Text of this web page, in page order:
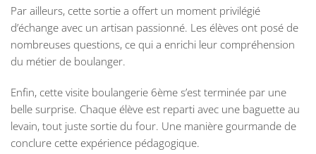
Par ailleurs, cette sortie a offert un moment privilégié
d’échange avec un artisan passionné. Les élèves ont posé de
nombreuses questions, ce qui a enrichi leur compréhension
du métier de boulanger.
Enfin, cette visite boulangerie 6ème s’est terminée par une
belle surprise. Chaque élève est reparti avec une baguette au
levain, tout juste sortie du four. Une manière gourmande de
conclure cette expérience pédagogique.